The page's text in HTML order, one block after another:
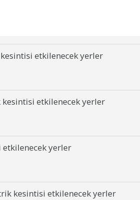
etkilenecek yerler
etkilenecek yerler
yerler
kesintisi etkilenecek yerler